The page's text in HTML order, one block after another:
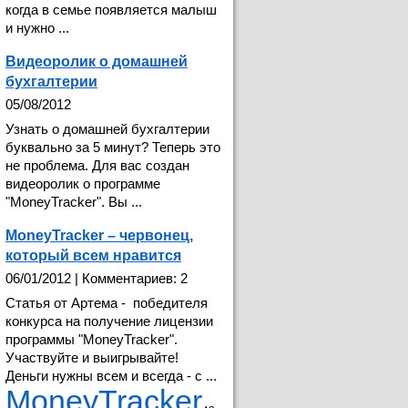
когда в семье появляется малыш
и нужно ...
Видеоролик о домашней
бухгалтерии
05/08/2012
Узнать о домашней бухгалтерии
буквально за 5 минут? Теперь это
не проблема. Для вас создан
видеоролик о программе
"MoneyTracker". Вы ...
MoneyTracker – червонец,
который всем нравится
06/01/2012 | Комментариев: 2
Статья от Артема - победителя
конкурса на получение лицензии
программы "MoneyTracker".
Участвуйте и выигрывайте!
Деньги нужны всем и всегда - с ...
MoneyTracker